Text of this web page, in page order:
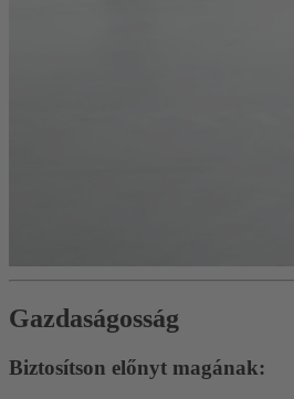
Gazdaságosság
Biztosítson előnyt magának: